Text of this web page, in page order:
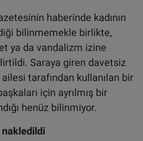
haberinde kadının
bilinmemekle birlikte,
ya da vandalizm izine
Saraya giren davetsiz
tarafından kullanılan bir
için ayrılmış bir
henüz bilinmiyor.
nakledildi